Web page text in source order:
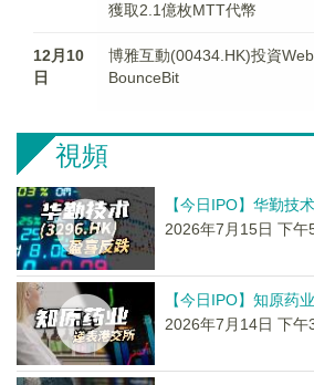
獲取2.1億枚MTT代幣
12月10
日
博雅互動(00434.HK)投資
BounceBit
視頻
【今日IPO】华勤技
2026年7月15日 下午
【今日IPO】知原药
2026年7月14日 下午